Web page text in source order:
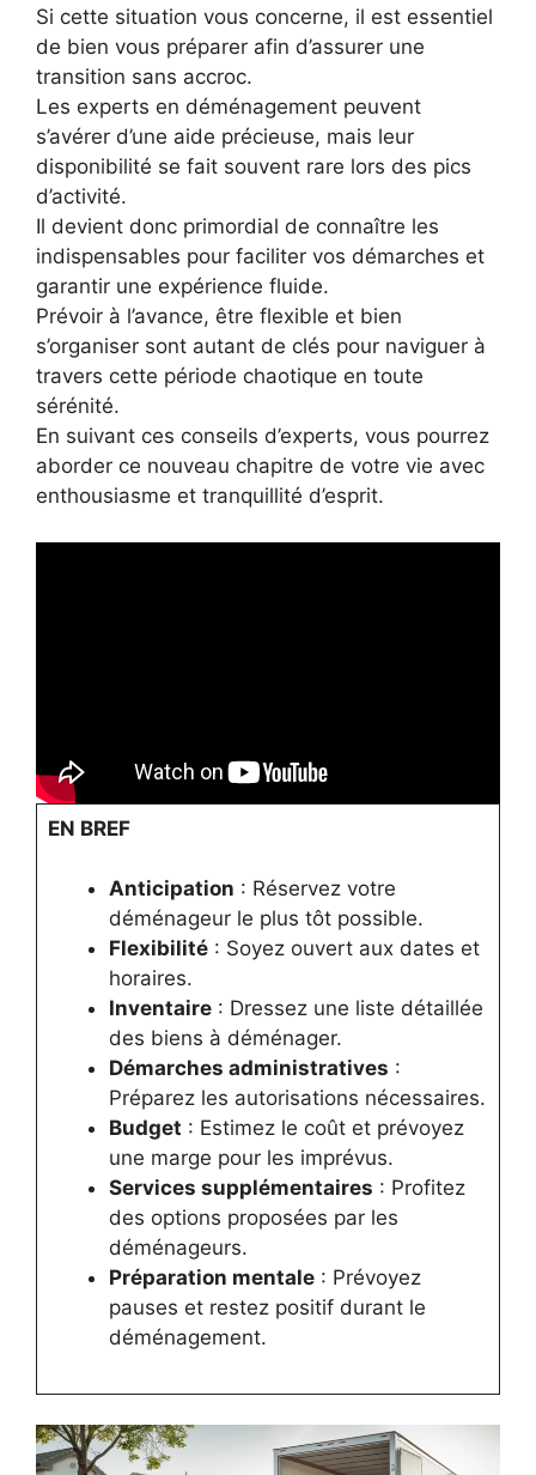
Si cette situation vous concerne, il est essentiel
de bien vous préparer afin d’assurer une
transition sans accroc.
Les experts en déménagement peuvent
s’avérer d’une aide précieuse, mais leur
disponibilité se fait souvent rare lors des pics
d’activité.
Il devient donc primordial de connaître les
indispensables pour faciliter vos démarches et
garantir une expérience fluide.
Prévoir à l’avance, être flexible et bien
s’organiser sont autant de clés pour naviguer à
travers cette période chaotique en toute
sérénité.
En suivant ces conseils d’experts, vous pourrez
aborder ce nouveau chapitre de votre vie avec
enthousiasme et tranquillité d’esprit.
EN BREF
Anticipation : Réservez votre
déménageur le plus tôt possible.
Flexibilité: Soyez ouvert aux dates et
horaires.
Inventaire: Dressez une liste détaillée
des biens à déménager.
Démarches administratives :
Préparez les autorisations nécessaires.
Budget : Estimez le coût et prévoyez
une marge pour les imprévus.
Services supplémentaires : Profitez
des options proposées par les
déménageurs.
Préparation mentale: Prévoyez
pauses et restez positif durant le
déménagement.